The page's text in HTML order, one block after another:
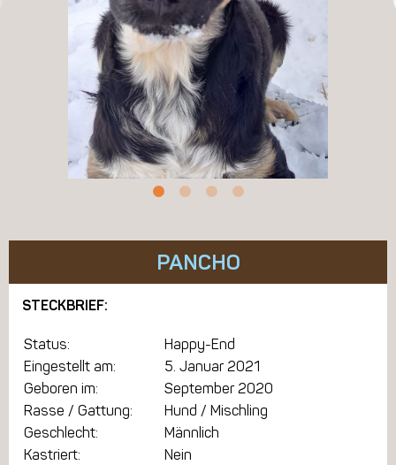
PANCHO
STECKBRIEF:
Status:
Happy-End
Eingestellt am:
5. Januar 2021
Geboren im:
September 2020
Rasse / Gattung:
Hund / Mischling
Geschlecht:
Männlich
Kastriert:
Nein